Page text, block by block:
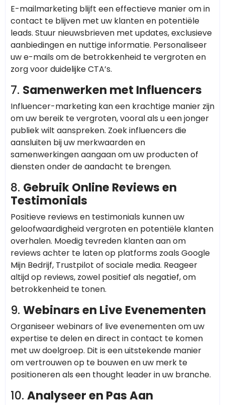
E-mailmarketing blijft een effectieve manier om in
contact te blijven met uw klanten en potentiële
leads. Stuur nieuwsbrieven met updates, exclusieve
aanbiedingen en nuttige informatie. Personaliseer
uw e-mails om de betrokkenheid te vergroten en
zorg voor duidelijke CTA’s.
7. Samenwerken met Influencers
Influencer-marketing kan een krachtige manier zijn
om uw bereik te vergroten, vooral als u een jonger
publiek wilt aanspreken. Zoek influencers die
aansluiten bij uw merkwaarden en
samenwerkingen aangaan om uw producten of
diensten onder de aandacht te brengen.
8. Gebruik Online Reviews en
Testimonials
Positieve reviews en testimonials kunnen uw
geloofwaardigheid vergroten en potentiële klanten
overhalen. Moedig tevreden klanten aan om
reviews achter te laten op platforms zoals Google
Mijn Bedrijf, Trustpilot of sociale media. Reageer
altijd op reviews, zowel positief als negatief, om
betrokkenheid te tonen.
9. Webinars en Live Evenementen
Organiseer webinars of live evenementen om uw
expertise te delen en direct in contact te komen
met uw doelgroep. Dit is een uitstekende manier
om vertrouwen op te bouwen en uw merk te
positioneren als een thought leader in uw branche.
10. Analyseer en Pas Aan